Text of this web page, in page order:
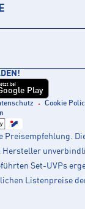
bei
Play
Cookie
Preisempfehlung.
Hersteller
Set-UVPs
Listenpreise